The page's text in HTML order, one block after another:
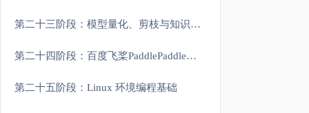
第二十三阶段：模型量化、剪枝与知识蒸馏
第二十四阶段：百度飞桨PaddlePaddle实战
第二十五阶段：Linux 环境编程基础